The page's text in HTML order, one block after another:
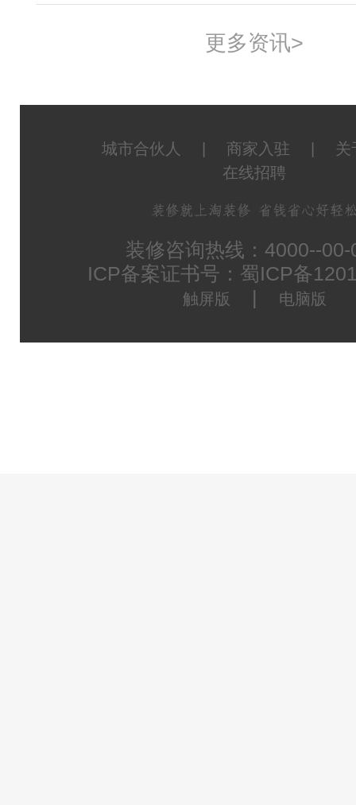
更多资讯>
城市合伙人 商家入驻
关
在线招聘
装修咨询热线：4000--00-
ICP备案证书号：蜀ICP备
触屏版 | 电脑版